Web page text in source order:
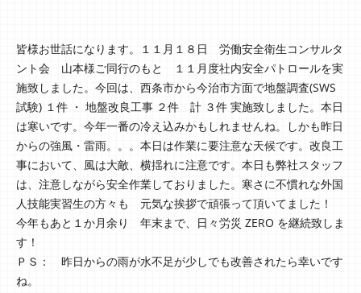
皆様お世話になります。１１月１８日 労働安全衛生コンサルタ
ント会 山本様ご同行のもと １１月度社内安全パトロールを実
施致しました。今回は、西条市から今治市方面で地盤調査(SWS
試験) １件 ・ 地盤改良工事 ２件 計 ３件 実施致しました。本日
は寒いです。今年一番の冷え込みかもしれませんね。しかも昨日
からの強風・雷雨。。。本日は作業に要注意な天候です。改良工
事において、風は大敵、横揺れに注意です。本日も弊社スタッフ
は、注意しながら安全作業しておりました。寒さに不慣れな外国
人技能実習生の方々も 元気な挨拶で頑張って頂いてました！
今年もあと１か月余り 年末まで、日々労災 ZERO を継続致しま
す！
ＰＳ： 昨日からの雨が水不足が少しでも改善されたら幸いです
ね。